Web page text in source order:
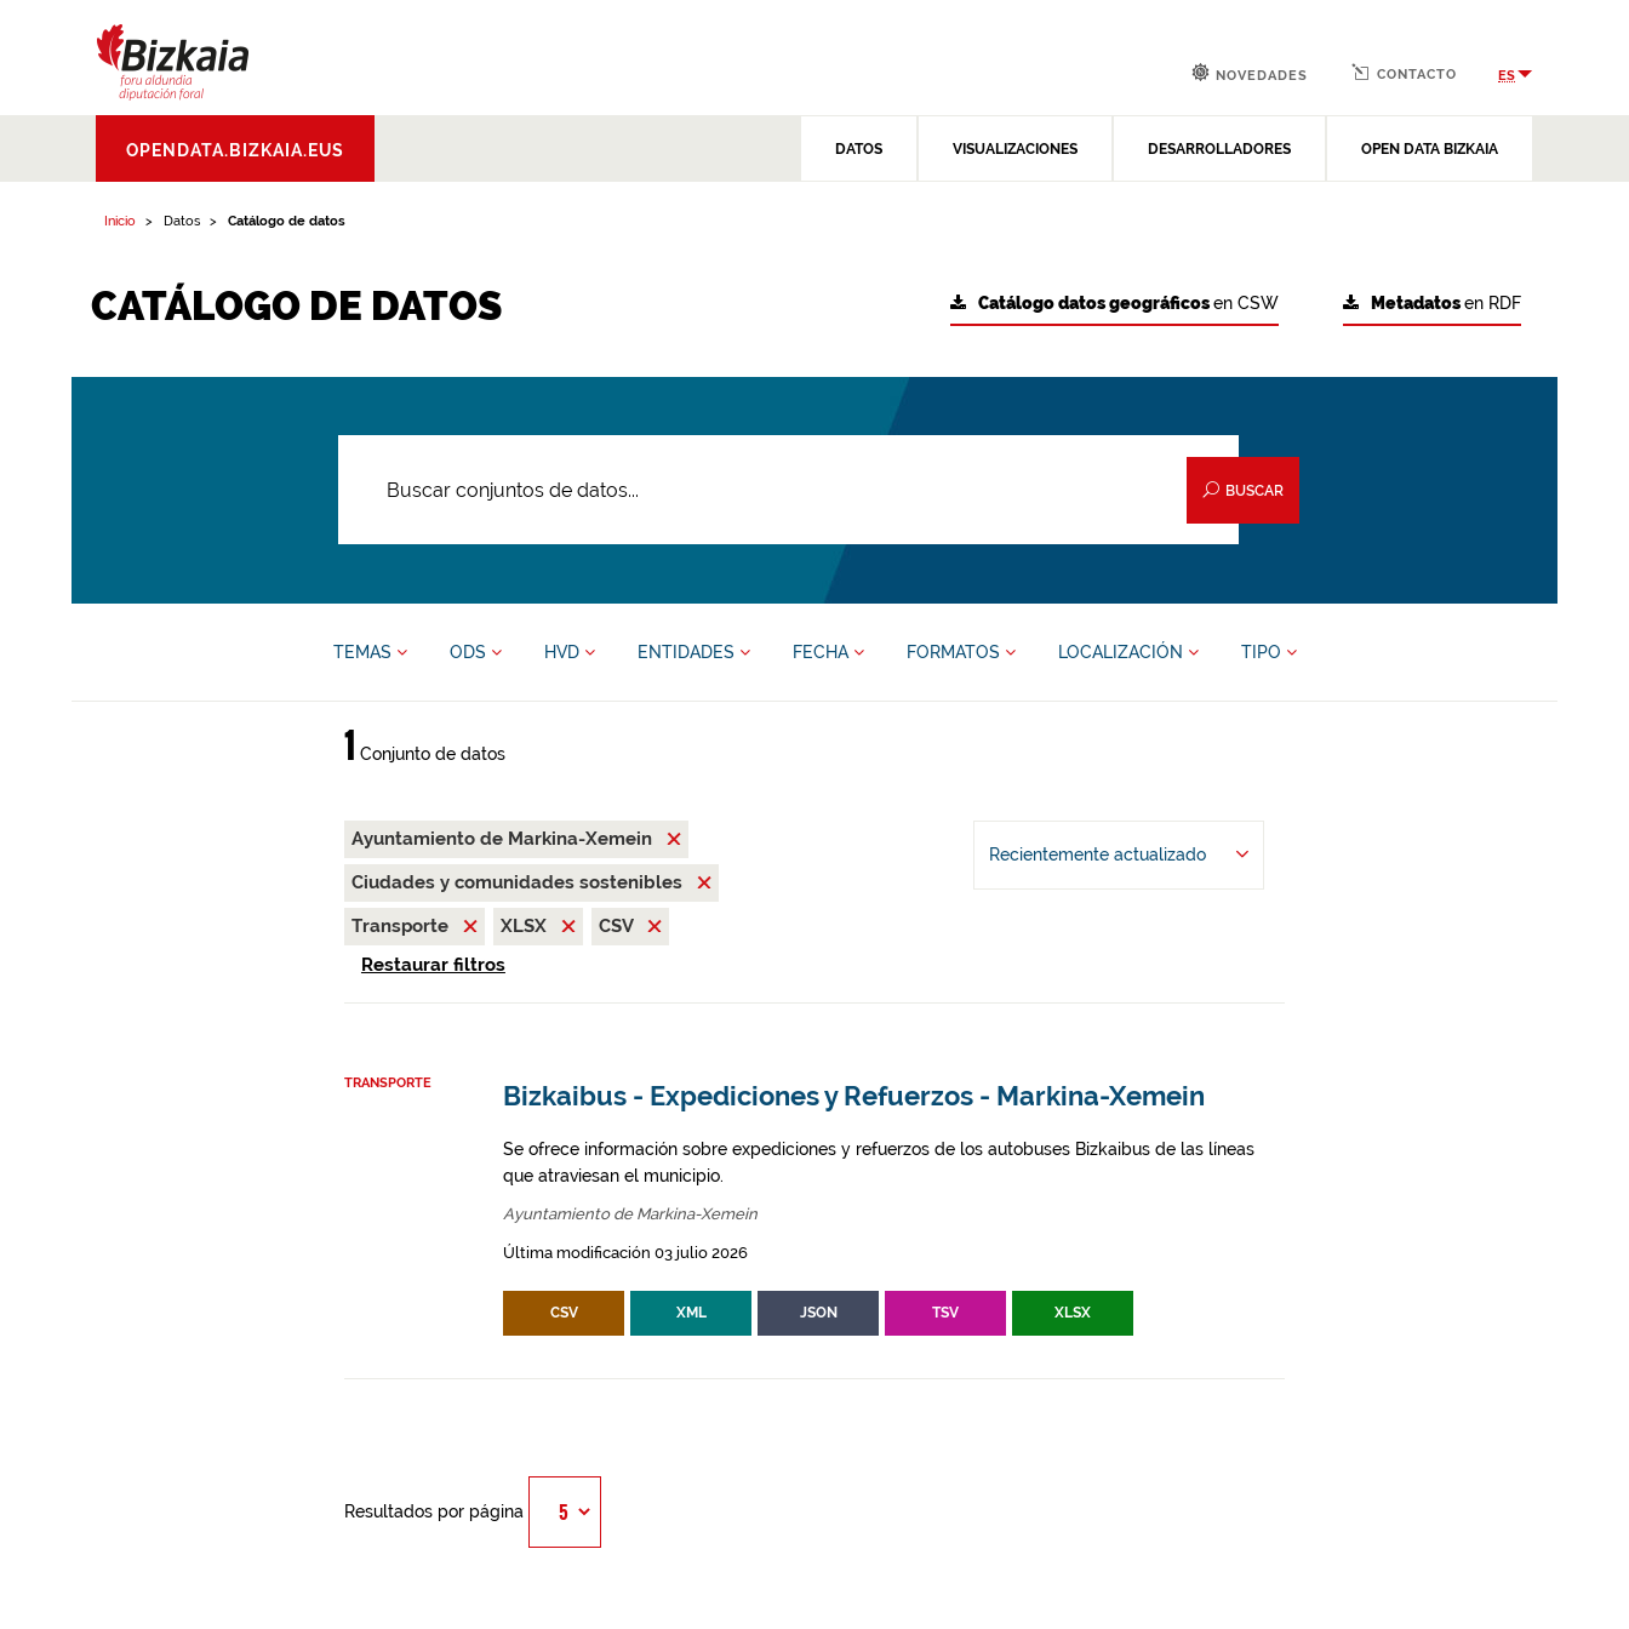
Aldundia.Diputacion
Foral de Bizkaia
OPENDATA.BIZKAIA.EUS DATOS VISUALIZACIONES DESARROLLADORES OPEN DATA BIZKAIA
NOVEDADES CONTACTO ES
Inicio Datos Catálogo de datos
CATÁLOGO DE DATOS Metadatosen RDF
Catálogo datos geográficosen CSW
BUSCAR
TEMAS ODS HVD ENTIDADES FECHA FORMATOS LOCALIZACIÓN TIPO
1 Conjunto de datos
Ayuntamiento de Markina-Xemein
Ciudades y comunidades sostenibles
Transporte
XLSX
CSV
Restaurar filtros
Recientemente actualizado
TRANSPORTE Bizkaibus - Expediciones y Refuerzos - Markina-Xemein
Se ofrece información sobre expediciones y refuerzos de los autobuses Bizkaibus de las líneas
que atraviesan el municipio.
Ayuntamiento de Markina-Xemein
Última modificación 03 julio 2026
CSV XML JSON TSV XLSX
Resultados por página